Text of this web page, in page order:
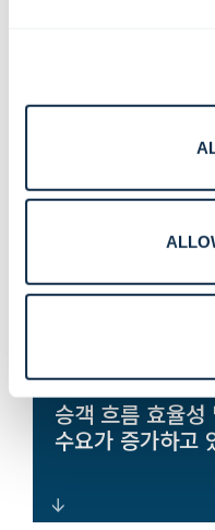
지속적인 규정 준
노후화된 인프라
터미널, 선로, 터
반에서 작동하도
견고한 플랫폼입
기술이 파편화되
개방형 아키텍처
식 상호 운용 가능
(TCO)을 절감하
승객 흐름 효율
수요가 증가하고